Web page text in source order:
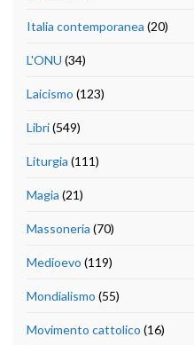
Italia contemporanea (20)
L'ONU (34)
Laicismo (123)
Libri(549)
Liturgia (111)
Magia (21)
Massoneria (70)
Medioevo (119)
Mondialismo (55)
Movimento cattolico (16)